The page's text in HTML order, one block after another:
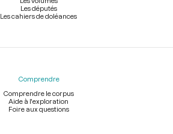
Les députés
Les cahiers de doléances
Comprendre
Comprendre le corpus
Aide à l'exploration
Foire aux questions